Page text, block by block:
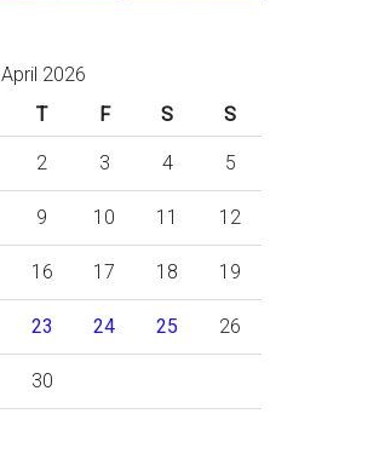
April 2026
T F S S
2 3 4 5
9 10 11 12
16 17 18 19
23 24 25 26
30